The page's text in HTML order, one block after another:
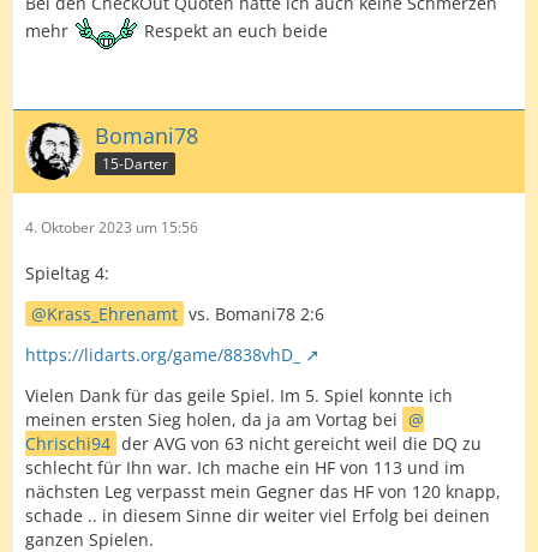
mehr
Respekt an euch beide
Bomani78
15-Darter
4. Oktober 2023 um 15:56
Spieltag 4:
Krass_Ehrenamt vs. Bomani78 2:6
https://lidarts.org/game/8838vhD_
Vielen Dank für das geile Spiel. Im 5. Spiel konnte ich
meinen ersten Sieg holen, da ja am Vortag bei
Chrischi94 der AVG von 63 nicht gereicht weil die DQ zu
schlecht für Ihn war. Ich mache ein HF von 113 und im
nächsten Leg verpasst mein Gegner das HF von 120 knapp,
schade .. in diesem Sinne dir weiter viel Erfolg bei deinen
ganzen Spielen.